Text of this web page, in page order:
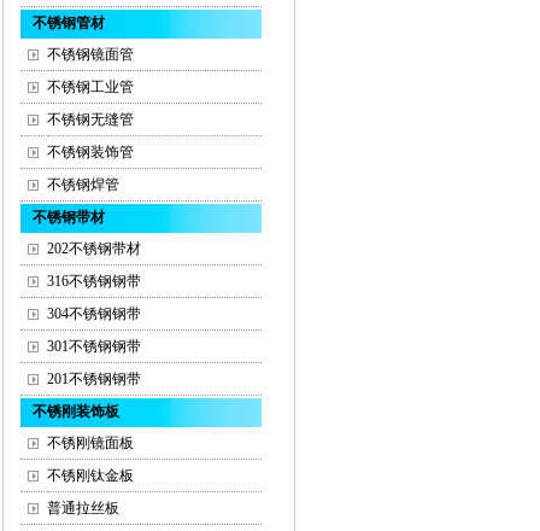
不锈钢管材
不锈钢镜面管
不锈钢工业管
不锈钢无缝管
不锈钢装饰管
不锈钢焊管
不锈钢带材
202不锈钢带材
316不锈钢钢带
304不锈钢钢带
301不锈钢钢带
201不锈钢钢带
不锈刚装饰板
不锈刚镜面板
不锈刚钛金板
普通拉丝板